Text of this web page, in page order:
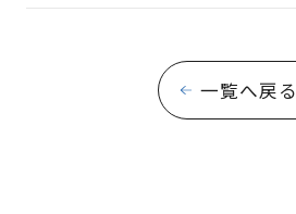
一覧へ戻る